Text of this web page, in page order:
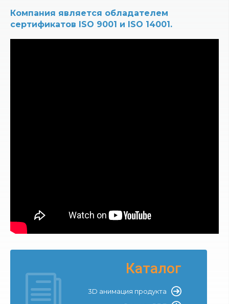
Компания является обладателем
сертификатов ISO 9001 и ISO 14001.
Каталог
3D анимация продукта